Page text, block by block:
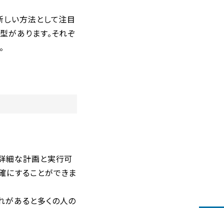
い方法として注目
があります。それぞ
細な計画と実行可
にすることができま
があると多くの人の